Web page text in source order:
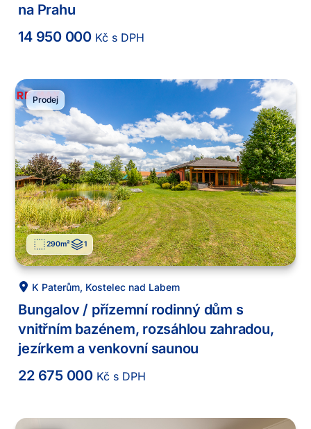
na Prahu
14 950 000 Kč s DPH
Prodej
290m² 1
K Paterům, Kostelec nad Labem
Bungalov / přízemní rodinný dům s
vnitřním bazénem, rozsáhlou zahradou,
jezírkem a venkovní saunou
22 675 000 Kč s DPH